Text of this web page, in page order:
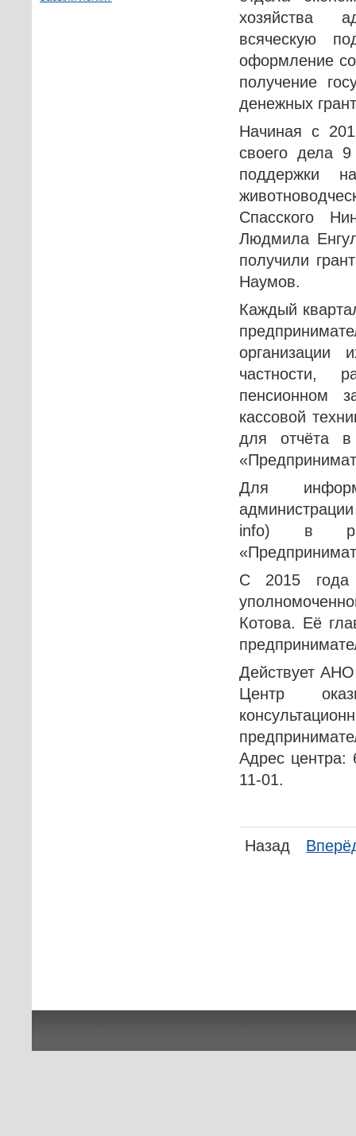
хозяйства
всяческую
оформление
получение
денежных
Начиная с
своего дела
поддержки
Спасского
Людмила
получили
Наумов.
Каждый
организации
частности,
пенсионном
кассовой
для отчёта
Для
info) в
С 2015 года
Котова. Её
Действует
Центр
Адрес центра:
11-01.
Назад